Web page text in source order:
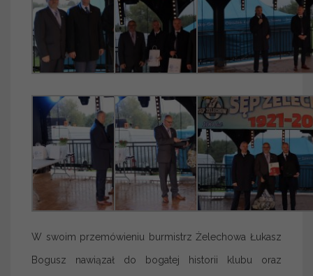
W swoim przemówieniu burmistrz Żelechowa Łukasz
Bogusz nawiązał do bogatej historii klubu oraz